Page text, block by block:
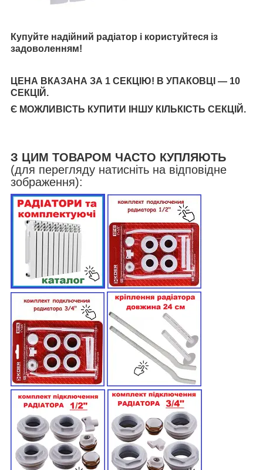
Купуйте надійний радіатор і користуйтеся із
задоволенням!
ЦЕНА ВКАЗАНА ЗА 1 СЕКЦІЮ! В УПАКОВЦІ — 10
СЕКЦІЙ.
Є МОЖЛИВІСТЬ КУПИТИ ІНШУ КІЛЬКІСТЬ СЕКЦІЙ.
З ЦИМ ТОВАРОМ ЧАСТО КУПЛЯЮТЬ
(для перегляду натисніть на відповідне
зображення):